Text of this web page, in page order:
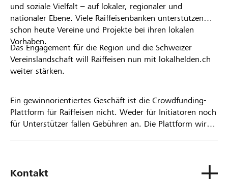
und soziale Vielfalt – auf lokaler, regionaler und
nationaler Ebene. Viele Raiffeisenbanken unterstützen
schon heute Vereine und Projekte bei ihren lokalen
Vorhaben.
Das Engagement für die Region und die Schweizer
Vereinslandschaft will Raiffeisen nun mit lokalhelden.ch
weiter stärken.
Ein gewinnorientiertes Geschäft ist die Crowdfunding-
Plattform für Raiffeisen nicht. Weder für Initiatoren noch
für Unterstützer fallen Gebühren an. Die Plattform wird
Kontakt